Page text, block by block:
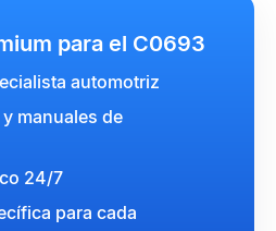
para el C0693
automotriz
manuales de
24/7
para cada